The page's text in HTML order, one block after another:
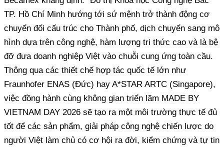
TP. Hồ Chí Minh hướng tới sứ mệnh trở thành động cơ
chuyển đổi cấu trúc cho Thành phố, dịch chuyển sang mô
hình dựa trên công nghệ, hàm lượng tri thức cao và là bệ
đỡ đưa doanh nghiệp Việt vào chuỗi cung ứng toàn cầu.
Thông qua các thiết chế hợp tác quốc tế lớn như
Fraunhofer ENAS (Đức) hay A*STAR ARTC (Singapore),
việc đồng hành cùng không gian triển lãm MADE BY
VIETNAM DAY 2026 sẽ tạo ra một môi trường thực tế đủ
tốt để các sản phẩm, giải pháp công nghệ chiến lược do
người Việt làm chủ có cơ hội ra đời, kiểm chứng và tự tin